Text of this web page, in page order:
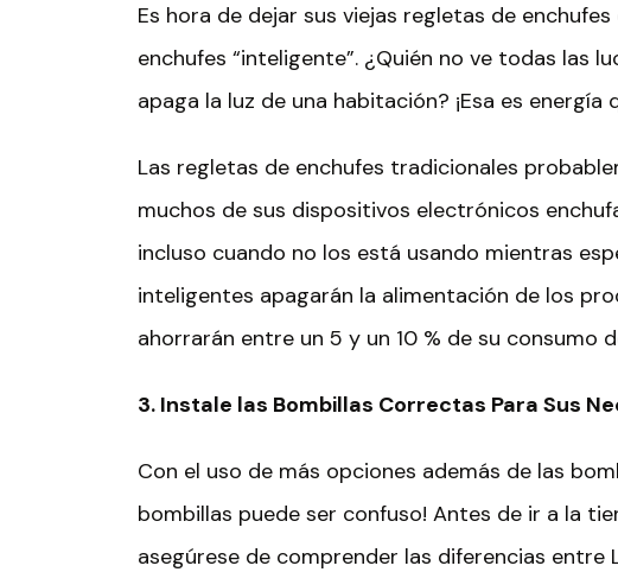
Es hora de dejar sus viejas regletas de
enchufes “inteligente”. ¿Quién no ve todas las
apaga la luz de una habitación? ¡Esa es energía
Las regletas de enchufes tradicionales
muchos de sus dispositivos electrónicos
incluso cuando no los está usando mientras
inteligentes apagarán la alimentación de los
ahorrarán entre un 5 y un 10 % de su consumo
3. Instale las Bombillas Correctas Para Sus N
Con el uso de más opciones además de las
bombillas puede ser confuso! Antes de ir a la
asegúrese de comprender las diferencias entre